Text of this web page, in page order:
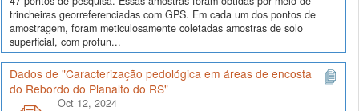
trincheiras georreferenciadas com GPS. Em cada um dos pontos de
amostragem, foram meticulosamente coletadas amostras de solo
superficial, com profun...
Dados de "Caracterização pedológica em áreas de encosta
do Rebordo do Planalto do RS"
Oct 12, 2024